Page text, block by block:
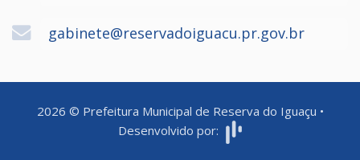
gabinete@reservadoiguacu.pr.gov.br
2026 © Prefeitura Municipal de Reserva do Iguaçu •
Desenvolvido por: